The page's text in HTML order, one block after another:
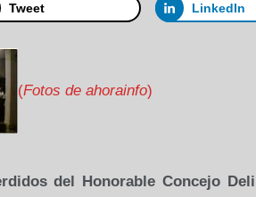
Tweet LinkedIn
(Fotos de ahorainfo)
del Honorable Concejo